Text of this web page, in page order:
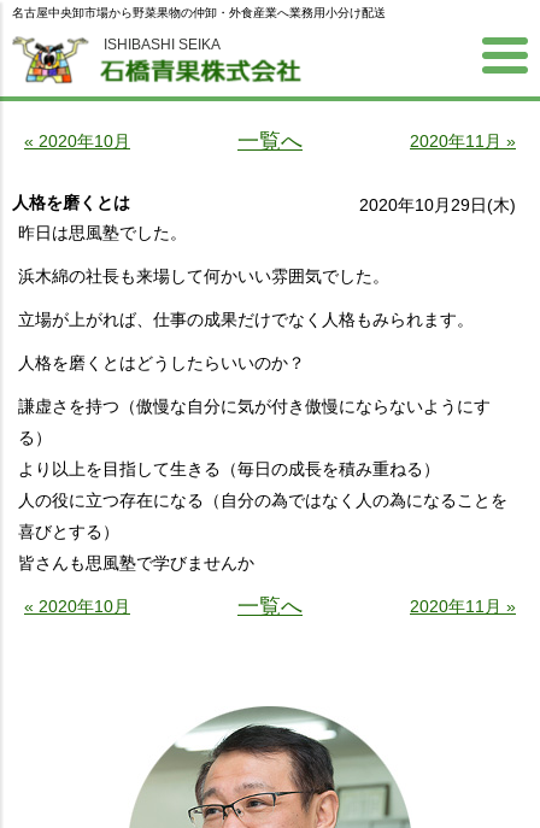
ISHIBASHI SEIKA
名古屋中央卸市場から野菜果物の仲卸・外食産業へ業務用小分け配送
« 2020年10月 一覧へ 2020年11月 »
人格を磨くとは
2020年10月29日(木)
昨日は思風塾でした。
浜木綿の社長も来場して何かいい雰囲気でした。
立場が上がれば、仕事の成果だけでなく人格もみられます。
人格を磨くとはどうしたらいいのか？
謙虚さを持つ（傲慢な自分に気が付き傲慢にならないようにす
る）
より以上を目指して生きる（毎日の成長を積み重ねる）
人の役に立つ存在になる（自分の為ではなく人の為になることを
喜びとする）
皆さんも思風塾で学びませんか
« 2020年10月 一覧へ 2020年11月 »